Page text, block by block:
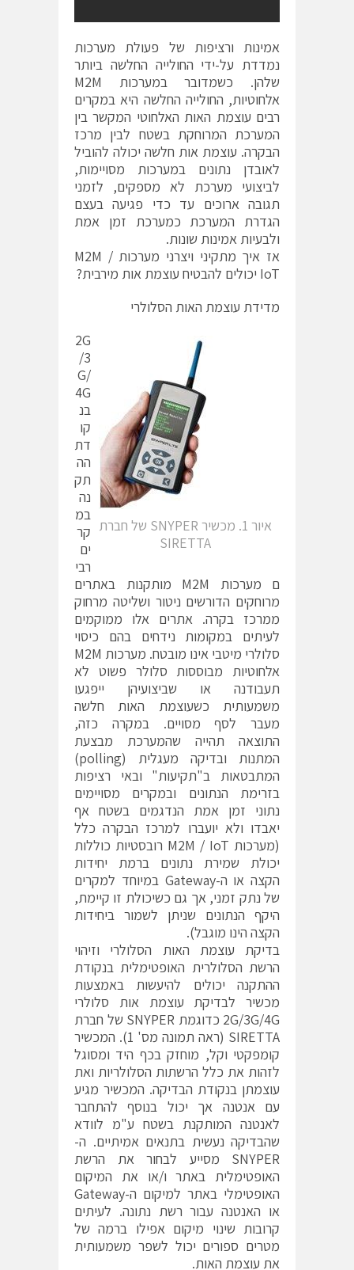
אמינות ורציפות של פעולת מערכות
נמדדת על-ידי החולייה החלשה ביותר
שלהן. כשמדובר במערכות M2M
אלחוטיות, החולייה החלשה היא במקרים
רבים עוצמת האות האלחוטי המקשר בין
המערכת המרוחקת בשטח לבין מרכז
הבקרה. עוצמת אות חלשה יכולה להוביל
לאובדן נתונים במערכות מסויימות,
לביצועי מערכת לא מספקים, לזמני
תגובה ארוכים עד כדי פגיעה בעצם
הגדרת המערכת כמערכת זמן אמת
ולבעיות אמינות שונות.
אז איך מתקיני ויצרני מערכות M2M /
IoT יכולים להבטיח עוצמת אות מירבית?
מדידת עוצמת האות הסלולרי
איור 1. מכשיר SNYPER של חברת
SIRETTA
2G
/3
G/
4G
בנ
קו
דת
הה
תק
נה
במ
קר
ים
רבי
ם מערכות M2M מותקנות באתרים
מרוחקים הדורשים ניטור ושליטה מרחוק
ממרכז בקרה. אתרים אלו ממוקמים
לעיתים במקומות נידחים בהם כיסוי
סלולרי מיטבי אינו מובטח. מערכות M2M
אלחוטיות מבוססות סלולר פשוט לא
תעבודנה או שביצועיהן ייפגעו
משמעותית כשעוצמת האות חלשה
מעבר לסף מסויים. במקרה כזה,
התוצאה תהייה שהמערכת מבצעת
המתנות ובדיקה מעגלית (polling)
המתבטאות ב"תקיעות" ובאי רציפות
בזרימת הנתונים ובמקרים מסויימים
נתוני זמן אמת הנדגמים בשטח אף
יאבדו ולא יועברו למרכז הבקרה כלל
(מערכות M2M / IoT רובסטיות כוללות
יכולת שמירת נתונים ברמת יחידות
הקצה או ה-Gateway במיוחד למקרים
של נתק זמני, אך גם כשיכולת זו קיימת,
היקף הנתונים שניתן לשמור ביחידות
הקצה הינו מוגבל).
בדיקת עוצמת האות הסלולרי וזיהוי
הרשת הסלולרית האופטימלית בנקודת
ההתקנה יכולים להיעשות באמצעות
מכשיר לבדיקת עוצמת אות סלולרי
2G/3G/4G כדוגמת SNYPER של חברת
SIRETTA (ראה תמונה מס' 1). המכשיר
קומפקטי וקל, מוחזק בכף היד ומסוגל
לזהות את כלל הרשתות הסלולריות ואת
עוצמתן בנקודת הבדיקה. המכשיר מגיע
עם אנטנה אך יכול בנוסף להתחבר
לאנטנה המותקנת בשטח ע"מ לוודא
שהבדיקה נעשית בתנאים אמיתיים. ה-
SNYPER מסייע לבחור את הרשת
האופטימלית באתר ו/או את המיקום
האופטימלי באתר למיקום ה-Gateway
או האנטנה עבור רשת נתונה. לעיתים
קרובות שינוי מיקום אפילו ברמה של
מטרים ספורים יכול לשפר משמעותית
את עוצמת האות.